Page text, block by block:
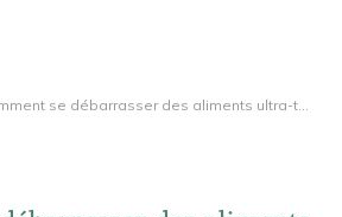
Comment se débarrasser des aliments ultra-transformés